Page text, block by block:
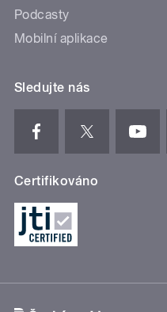
Podcasty
Mobilní aplikace
Sledujte nás
Certifikováno